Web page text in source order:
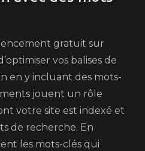
gratuit sur
vos balises de
en y incluant des mots-
jouent un rôle
votre site est indexé et
de recherche. En
les mots-clés qui